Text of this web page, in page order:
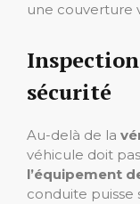
une couverture
sécurité
Au-delà de la
véhicule doit
l’équipement
conduite puisse